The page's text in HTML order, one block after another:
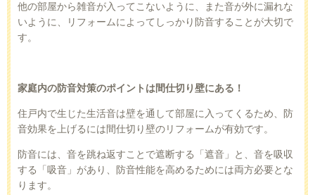
他の部屋から雑音が入ってこないように、また音が外に漏れな
いように、リフォームによってしっかり防音することが大切で
す。
家庭内の防音対策のポイントは間仕切り壁にある！
住戸内で生じた生活音は壁を通して部屋に入ってくるため、防
音効果を上げるには間仕切り壁のリフォームが有効です。
防音には、音を跳ね返すことで遮断する「遮音」と、音を吸収
する「吸音」があり、防音性能を高めるためには両方必要とな
ります。